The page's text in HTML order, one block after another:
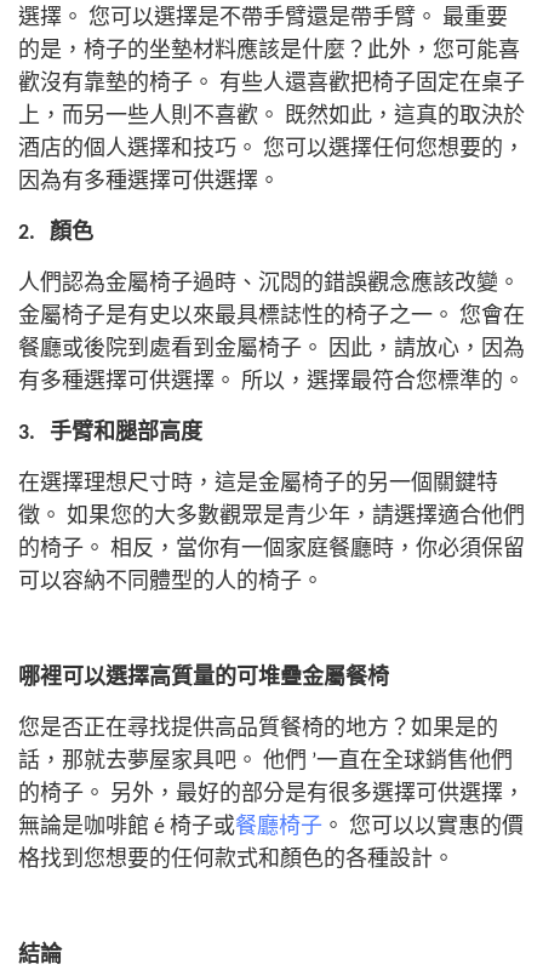
選擇。 您可以選擇是不帶手臂還是帶手臂。 最重要
的是，椅子的坐墊材料應該是什麼？此外，您可能喜
歡沒有靠墊的椅子。 有些人還喜歡把椅子固定在桌子
上，而另一些人則不喜歡。 既然如此，這真的取決於
酒店的個人選擇和技巧。 您可以選擇任何您想要的，
因為有多種選擇可供選擇。
2. 顏色
人們認為金屬椅子過時、沉悶的錯誤觀念應該改變。
金屬椅子是有史以來最具標誌性的椅子之一。 您會在
餐廳或後院到處看到金屬椅子。
因此，請放心，因為
有多種選擇可供選擇。 所以，選擇最符合您標準的。
3. 手臂和腿部高度
在選擇理想尺寸時，這是金屬椅子的另一個關鍵特
徵。 如果您的大多數觀眾是青少年，請選擇適合他們
的椅子。 相反，當你有一個家庭餐廳時，你必須保留
可以容納不同體型的人的椅子。
哪裡可以選擇高質量的可堆疊金屬餐椅
您是否正在尋找提供高品質餐椅的地方？如果是的
話，那就去夢屋家具吧。 他們 ’一直在全球銷售他們
的椅子。 另外，最好的部分是有很多選擇可供選擇，
無論是咖啡館 é 椅子或餐廳椅子 。 您可以以實惠的價
格找到您想要的任何款式和顏色的各種設計。
結論